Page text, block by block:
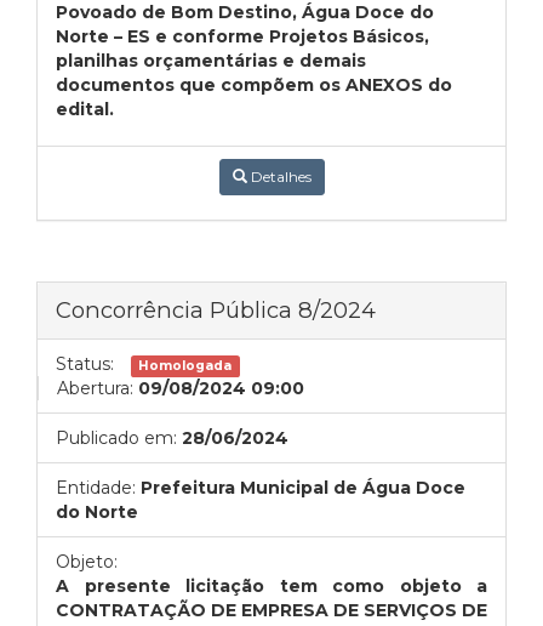
Povoado de Bom Destino, Água Doce do
Norte – ES e conforme Projetos Básicos,
planilhas orçamentárias e demais
documentos que compõem os ANEXOS do
edital.
Detalhes
Concorrência Pública 8/2024
Status: Homologada
Abertura: 09/08/2024 09:00
Publicado em: 28/06/2024
Entidade: Prefeitura Municipal de Água Doce
do Norte
Objeto:
A presente licitação tem como objeto a
CONTRATAÇÃO DE EMPRESA DE SERVIÇOS DE